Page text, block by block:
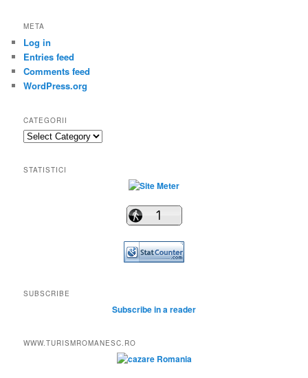
META
Log in
Entries feed
Comments feed
WordPress.org
CATEGORII
Categorii
STATISTICI
SUBSCRIBE
Subscribe in a reader
WWW.TURISMROMANESC.RO